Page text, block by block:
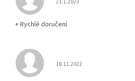
+ Rychlé doručení
Hodnocení obchodu je 5 z
18.11.2022